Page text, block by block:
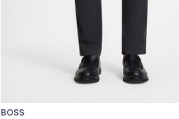
BOSS